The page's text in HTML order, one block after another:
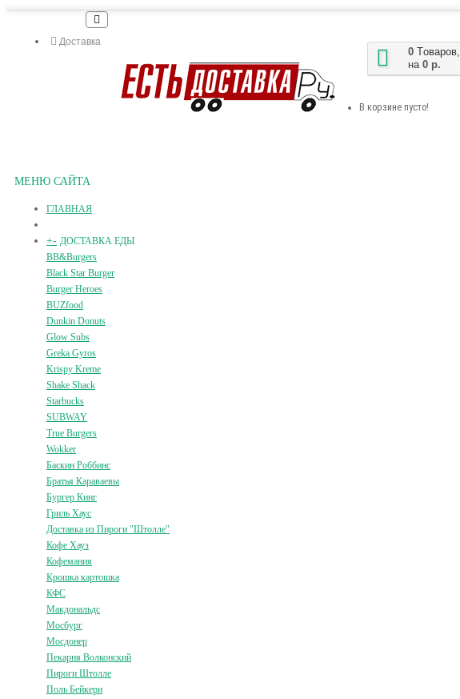
Доставка
0 Tоваров,
на 0 р.
В корзине пусто!
МЕНЮ САЙТА
ГЛАВНАЯ
+- ДОСТАВКА ЕДЫ
BB&Burgers
Black Star Burger
Burger Heroes
BUZfood
Dunkin Donuts
Glow Subs
Greka Gyros
Krispy Kreme
Shake Shack
Starbucks
SUBWAY
True Burgers
Wokker
Баскин Роббинс
Братья Караваевы
Бургер Кинг
Гриль Хаус
Доставка из Пироги "Штолле"
Кофе Хауз
Кофемания
Крошка картошка
КФС
Макдональдс
Мосбург
Мосдонер
Пекарня Волконский
Пироги Штолле
Поль Бейкери